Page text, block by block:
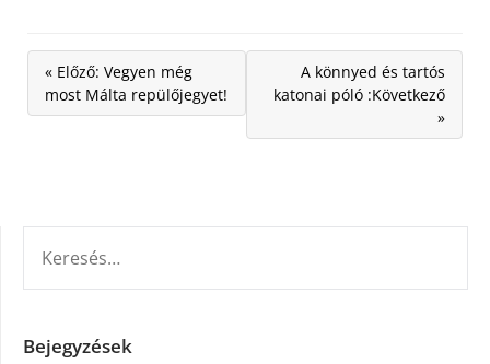
« Előző: Vegyen még
most Málta repülőjegyet!
A könnyed és tartós
katonai póló :Következő
»
Bejegyzések